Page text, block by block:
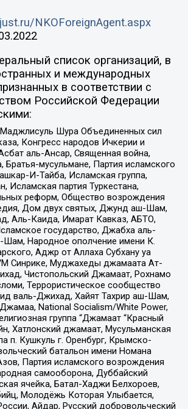
NKOForeignAgent.aspx
список организаций, в
и международных
в соответствии с
Российской Федерации
Шура Объединенных сил
Конгресс народов Ичкерии и
аль-Ансар, Священная война,
Братья-мусульмане, Партия исламского
И-Тайба, Исламская группа,
Исламская партия Туркестана,
реформ, Общество возрождения
Дом двух святых, Джунд аш-Шам,
Аль-Каида, Имарат Кавказ, АБТО,
государство, Джабха аль-
Шам, Народное ополчение имени К.
Аджр от Аллаха Субхану уа
Синрике, Муджахеды джамаата Ат-
Чистопольский Джамаат, Рохнамо
Террористическое сообщество
валь-Джихад, Хайят Тахрир аш-Шам,
National Socialism/White Power,
группа “Джамаат “Красный
Хатлонский джамаат, Мусульманская
п. Кушкуль г. Оренбург, Крымско-
батальон имени Номана
Партия исламского возрождения
самооборона, Дуббайский
ячейка, Батал-Хаджи Белхороев,
Молодёжь Которая Улыбается,
Айдар, Русский добровольческий